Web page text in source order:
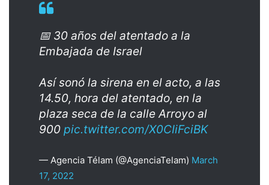
📅 30 años del atentado a la
Embajada de Israel
Así sonó la sirena en el acto, a las
14.50, hora del atentado, en la
plaza seca de la calle Arroyo al
900 pic.twitter.com/X0CIiFciBK
— Agencia Télam (@AgenciaTelam) March
17, 2022